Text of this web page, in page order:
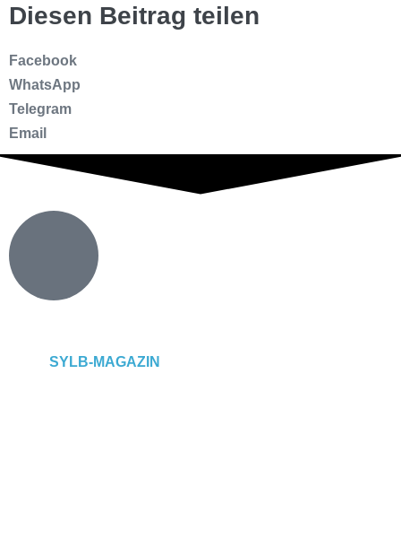
Diesen Beitrag teilen
Facebook
WhatsApp
Telegram
Email
SYLB-MAGAZIN